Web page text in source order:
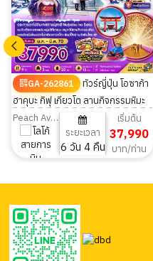
GA-262861
ทัวร์ญี่ปุ่น โอซาก้า
ฮาคุบะ กิฟุ เกียวโต ลานกิจกรรมหิมะ
6วัน 4คืนPeach Aviation
ระยะเวลา
6 วัน 4 คืน
เริ่มต้น
37,990
บาท/ท่าน